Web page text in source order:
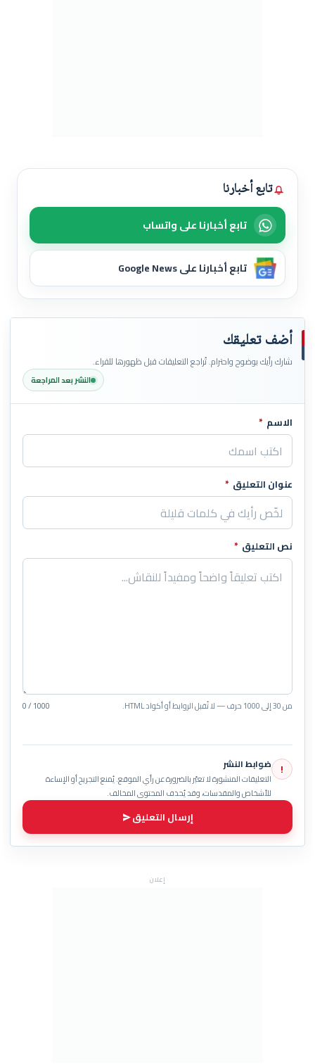
تابع أخبارنا
تابع أخبارنا على واتساب
تابع أخبارنا على Google News
أضف تعليقك
شارك رأيك بوضوح واحترام. تُراجع التعليقات قبل ظهورها للقراء.
النشر بعد المراجعة
اترك هذا الحقل فارغاً
الاسم *
عنوان التعليق *
نص التعليق *
من 30 إلى 1000 حرف — لا تُقبل الروابط أو أكواد HTML. 0 / 1000
! ضوابط النشر
التعليقات المنشورة لا تعبّر بالضرورة عن رأي الموقع. يُمنع التجريح أو الإساءة
للأشخاص والمقدسات، وقد يُحذف المحتوى المخالف.
إرسال التعليق
إعلان